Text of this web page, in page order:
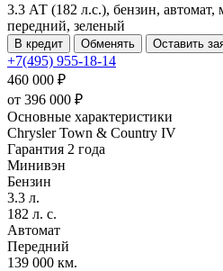
3.3 АТ (182 л.с.), бензин,
передний, зеленый
В кредит Обменять Оставить
+7(495) 955-18-14
460 000 ₽
от 396 000 ₽
Основные характеристики
Chrysler Town & Country IV
Гарантия 2 года
Минивэн
Бензин
3.3 л.
182 л. с.
Автомат
Передний
139 000 км.